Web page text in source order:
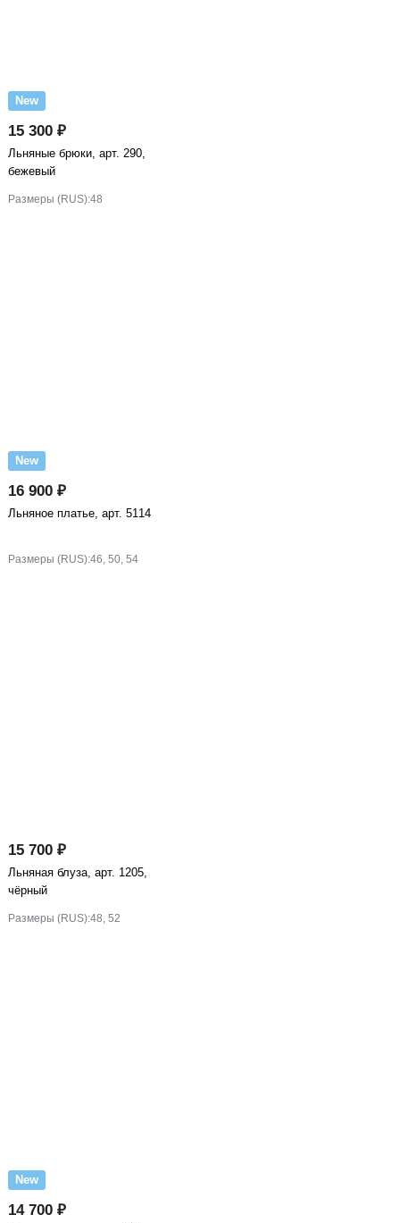
New
15 300 ₽
Льняные брюки, арт. 290,
бежевый
Размеры (RUS):48
New
16 900 ₽
Льняное платье, арт. 5114
Размеры (RUS):46, 50, 54
15 700 ₽
Льняная блуза, арт. 1205,
чёрный
Размеры (RUS):48, 52
New
14 700 ₽